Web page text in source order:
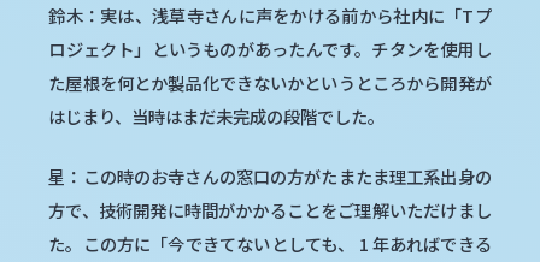
鈴木：実は、浅草寺さんに声をかける前から社内に「Tプ
ロジェクト」というものがあったんです。チタンを使用し
た屋根を何とか製品化できないかというところから開発が
はじまり、当時はまだ未完成の段階でした。
星：この時のお寺さんの窓口の方がたまたま理工系出身の
方で、技術開発に時間がかかることをご理解いただけまし
た。この方に「今できてないとしても、 1 年あればできる